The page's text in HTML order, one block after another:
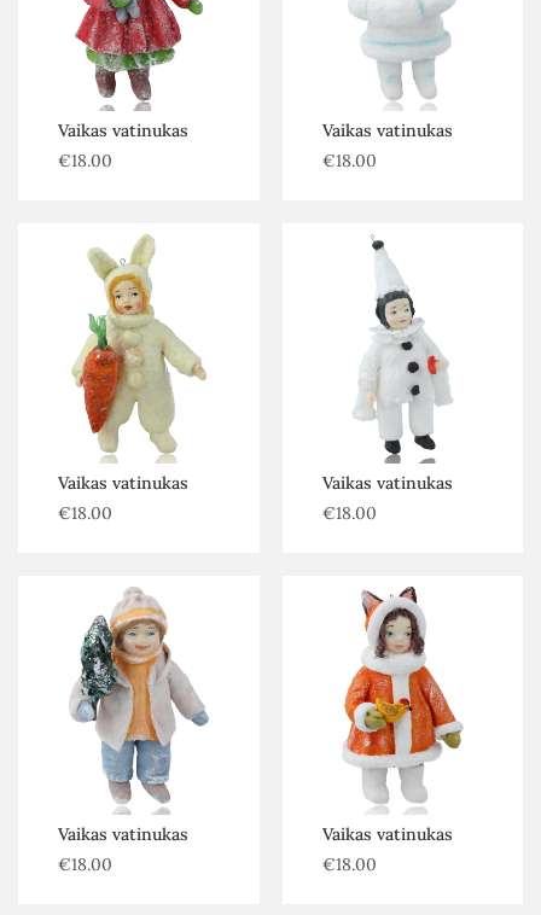
Vaikas vatinukas
€18.00
Vaikas vatinukas
€18.00
Vaikas vatinukas
€18.00
Vaikas vatinukas
€18.00
Vaikas vatinukas
€18.00
Vaikas vatinukas
€18.00